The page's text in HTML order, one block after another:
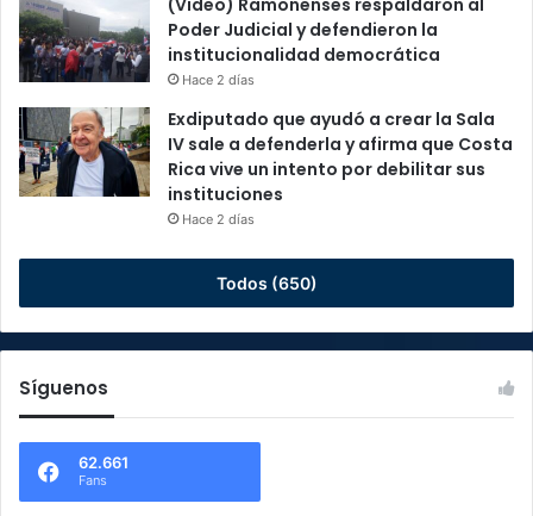
(Video) Ramonenses respaldaron al
Poder Judicial y defendieron la
institucionalidad democrática
Hace 2 días
Exdiputado que ayudó a crear la Sala
IV sale a defenderla y afirma que Costa
Rica vive un intento por debilitar sus
instituciones
Hace 2 días
Todos (650)
Síguenos
62.661
Fans